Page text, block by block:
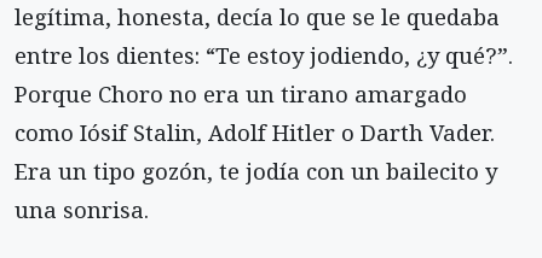
legítima, honesta, decía lo que se le quedaba
entre los dientes: “Te estoy jodiendo, ¿y qué?”.
Porque Choro no era un tirano amargado
como Iósif Stalin, Adolf Hitler o Darth Vader.
Era un tipo gozón, te jodía con un bailecito y
una sonrisa.